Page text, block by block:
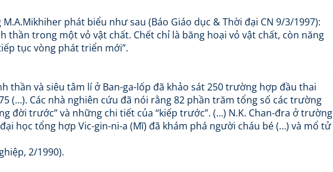
phát biểu như sau (Báo Giáo dục & Thời đại CN 9/3/1997):
thần trong một vỏ vật chất. Chết chỉ là băng hoại vỏ vật chất, còn năng
tục vòng phát triển mới”.
thần và siêu tâm lí ở Ban-ga-lốp đã khảo sát 250 trường hợp đầu thai
(…). Các nhà nghiên cứu đã nói rằng 82 phần trăm tổng số các trường
đời trước” và những chi tiết của “kiếp trước”. (…) N.K. Chan-đra ở trường
học tổng hợp Vic-gin-ni-a (Mĩ) đã khám phá người cháu bé (…) và mổ tử
2/1990).